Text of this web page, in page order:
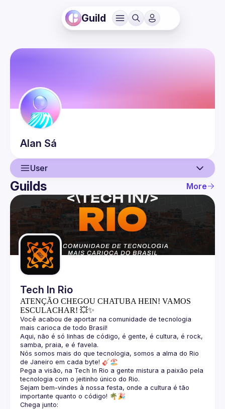
Guild
Alan Sá
User
User
Events
Guilds
Guilds More
Tech In Rio
ATENÇÃO CHEGOU CHATUBA HEIN! VAMOS
ESCULACHAR! 💥✨
Você acabou de aportar na comunidade de tecnologia
Aqui, não é só linhas de código, é gente, é cultura, é rock,
Nós somos mais do que tecnologia, somos a alma do Rio
Pega a visão, na Tech In Rio a gente mistura a paixão pela
Sejam bem-vindes à nossa festa, onde a cultura é tão